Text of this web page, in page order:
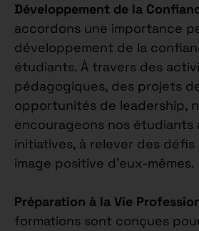
Développement de la
accordons une importance
développement de la
étudiants. À travers des
pédagogiques, des projets
opportunités de leadership,
encourageons nos étudiants
initiatives, à relever des
image positive d’eux-mêmes.
Préparation à la Vie
formations sont conçues